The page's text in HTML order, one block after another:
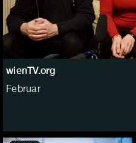
wienTV.org
Februar